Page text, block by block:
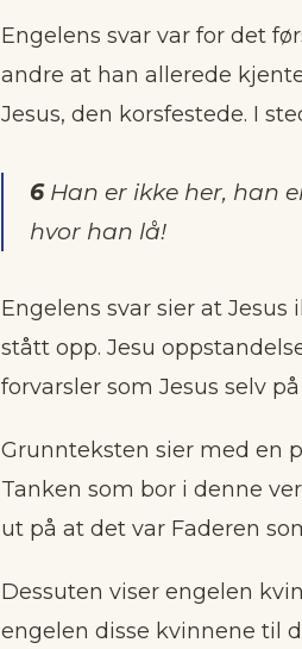
Engelens svar var for det
andre at han allerede
Jesus, den korsfestede. I
6Han er ikke her, han
hvor han lå!
Engelens svar sier at Jesus
stått opp. Jesu
forvarsler som Jesus selv
Grunnteksten sier med en
Tanken som bor i denne
ut på at det var Faderen
Dessuten viser engelen
engelen disse kvinnene til